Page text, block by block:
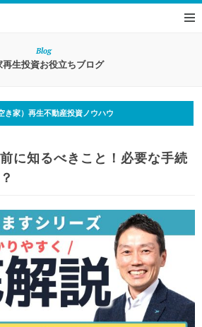
Blog
再生投資お役立ちブログ
き家）再生不動産投資ノウハウ
に知るべきこと！必要な手続